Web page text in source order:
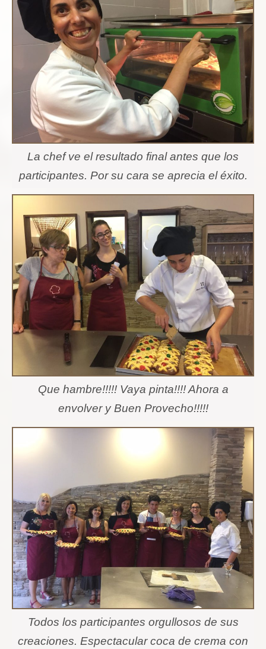
La chef ve el resultado final antes que los
participantes. Por su cara se aprecia el éxito.
Que hambre!!!!! Vaya pinta!!!! Ahora a
envolver y Buen Provecho!!!!!
Todos los participantes orgullosos de sus
creaciones. Espectacular coca de crema con